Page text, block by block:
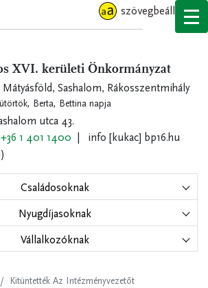
szövegbeállítások
XVI. kerületi Önkormányzat
Sashalom, Rákosszentmihály
Berta, Bettina napja
utca 43.
+36 1 401 1400 info [kukac] bp16.hu
Családosoknak
Nyugdíjasoknak
Vállalkozóknak
Kitüntették Az Intézményvezetőt